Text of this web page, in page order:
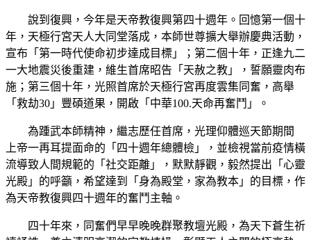
說到復興，今年是天帝教復興第四十週年。回憶第一個十
年，天極行宮天人大同堂落成，本師世尊擴大舉辦慶典活動，
宣布「第一時代使命初步達成目標」；第二個十年，正逢九二
一大地震災後重建，維生首席昭告「天赦之教」，誓願靈肉布
施；第三個十年，光照首席於天極行宮再度雲集同奮，高舉
「救劫30」豐碩道果，開啟「中華100.天命再奮鬥」。
為踵武本師精神，繼志歷任首席，光理仰體巡天節期間
上帝一再耳提面命的「四十週年總體檢」，並檢視當前疫情橫
流導致人間規範的「社交距離」，默默靜觀，毅然提出「心靈
光殿」的呼籲，希望達到「身為殿堂，家為教本」的目標，作
為天帝教復興四十週年的奮鬥主軸。
四十年來，同奮們早早晚晚群聚教壇光殿，為天下蒼生祈